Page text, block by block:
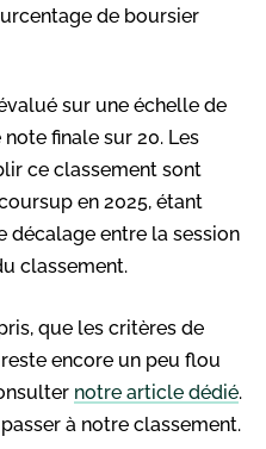
de boursier
sur une échelle de
finale sur 20. Les
ce classement sont
en 2025, étant
décalage entre la session
classement.
que les critères de
reste encore un peu flou
notre article dédié.
à notre classement.